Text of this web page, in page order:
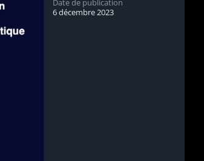
Date de publication
6 décembre 2023